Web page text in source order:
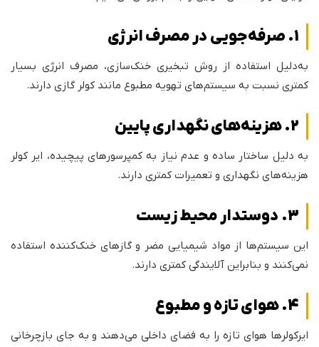
1. صرفه‌جویی در مصرف انرژی
به‌دلیل استفاده از روش تبخیری خنک‌سازی، مصرف انرژی بسیار
کمتری نسبت به سیستم‌های تهویه مطبوع مانند کولر گازی دارند.
2. هزینه‌های نگهداری پایین
به دلیل ساختار ساده و عدم نیاز به کمپرسورهای پیچیده، ایر کولر
هزینه‌های نگهداری و تعمیرات کمتری دارند.
3. دوستدار محیط زیست
این سیستم‌ها از مواد شیمیایی مضر و گازهای خنک‌کننده استفاده
نمی‌کنند و بنابراین آلایندگی کمتری دارند.
4. هوای تازه و مطبوع
ایرکولرها هوای تازه را به فضای داخلی می‌دهند و به جای بازچرخانی